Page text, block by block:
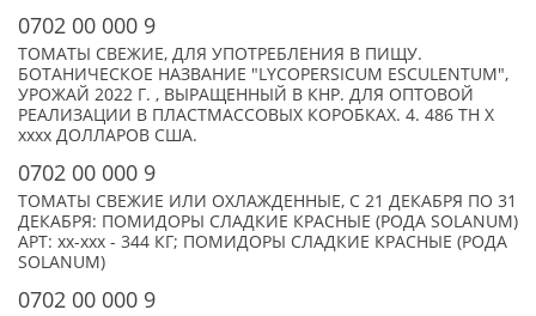
0702 00 000 9
ТОМАТЫ СВЕЖИЕ, ДЛЯ УПОТРЕБЛЕНИЯ В ПИЩУ.
БОТАНИЧЕСКОЕ НАЗВАНИЕ "LYCOPERSICUM ESCULENTUM",
УРОЖАЙ 2022 Г. , ВЫРАЩЕННЫЙ В КНР. ДЛЯ ОПТОВОЙ
РЕАЛИЗАЦИИ В ПЛАСТМАССОВЫХ КОРОБКАХ. 4. 486 ТН X
xxxx ДОЛЛАРОВ США.
0702 00 000 9
ТОМАТЫ СВЕЖИЕ ИЛИ ОХЛАЖДЕННЫЕ, С 21 ДЕКАБРЯ ПО 31
ДЕКАБРЯ: ПОМИДОРЫ СЛАДКИЕ КРАСНЫЕ (РОДА SOLANUM)
АРТ: xx-xxx - 344 КГ; ПОМИДОРЫ СЛАДКИЕ КРАСНЫЕ (РОДА
SOLANUM)
0702 00 000 9